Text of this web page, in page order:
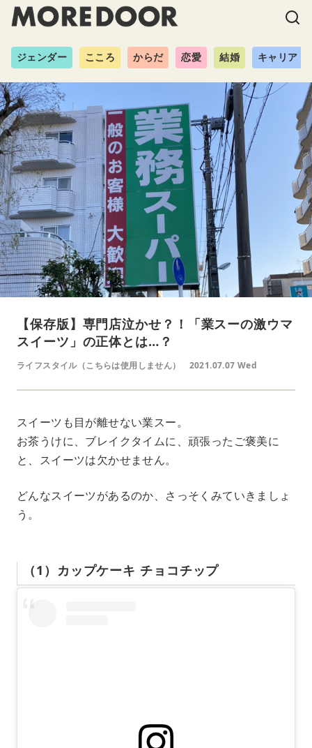
ジェンダー こころ からだ 恋愛 結婚 キャリア
【保存版】専門店泣かせ？！「業スーの激ウマ
スイーツ」の正体とは…？
ライフスタイル（こちらは使用しません） 2021.07.07 Wed
スイーツも目が離せない業スー。
お茶うけに、ブレイクタイムに、頑張ったご褒美に
と、スイーツは欠かせません。
どんなスイーツがあるのか、さっそくみていきましょ
う。
（1）カップケーキ チョコチップ